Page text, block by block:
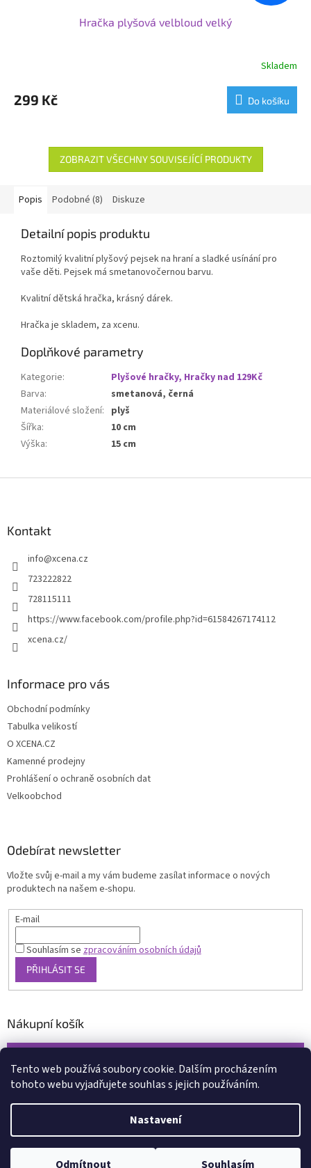
Tento web používá soubory cookie. Dalším procházením
tohoto webu vyjadřujete souhlas s jejich používáním.
Nastavení
Odmítnout Souhlasím
Hračka plyšová velbloud velký
Skladem
299 Kč Do košíku
ZOBRAZIT VŠECHNY SOUVISEJÍCÍ PRODUKTY
Popis Podobné (8) Diskuze
Detailní popis produktu
Roztomilý kvalitní plyšový pejsek na hraní a sladké usínání pro
vaše děti. Pejsek má smetanovočernou barvu.
Kvalitní dětská hračka, krásný dárek.
Hračka je skladem, za xcenu.
Doplňkové parametry
Kategorie:
Plyšové hračky, Hračky nad 129Kč
Barva:
smetanová, černá
Materiálové složení: plyš
Šířka:
10 cm
Výška: 15 cm
Kontakt
info@xcena.cz
723222822
728115111
https://www.facebook.com/profile.php?id=61584267174112
xcena.cz/
Informace pro vás
Obchodní podmínky
Tabulka velikostí
O XCENA.CZ
Kamenné prodejny
Prohlášení o ochraně osobních dat
Velkoobchod
Odebírat newsletter
Vložte svůj e-mail a my vám budeme zasílat informace o nových
produktech na našem e-shopu.
E-mail
Souhlasím sezpracováním osobních údajů
PŘIHLÁSIT SE
Nákupní košík
Vytvořil Shoptet
Copyright 2026www.xcena.cz. Všechna práva vyhrazena.Upravit